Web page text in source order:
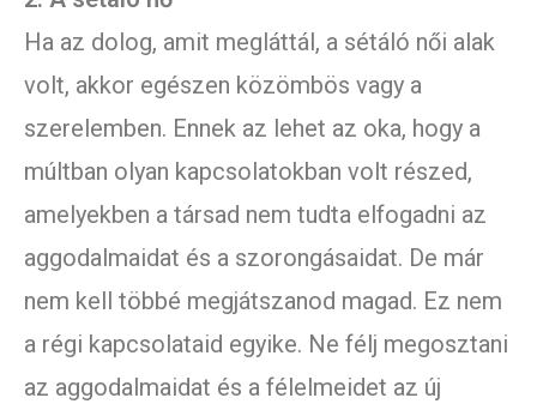
Ha az dolog, amit megláttál, a sétáló női alak
volt, akkor egészen közömbös vagy a
szerelemben. Ennek az lehet az oka, hogy a
múltban olyan kapcsolatokban volt részed,
amelyekben a társad nem tudta elfogadni az
aggodalmaidat és a szorongásaidat. De már
nem kell többé megjátszanod magad. Ez nem
a régi kapcsolataid egyike. Ne félj megosztani
az aggodalmaidat és a félelmeidet az új